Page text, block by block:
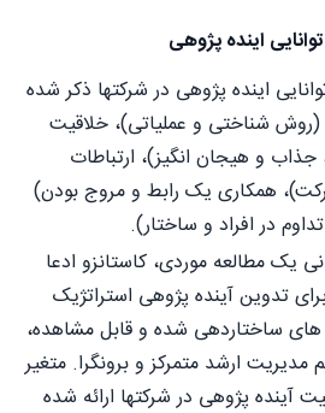
اینده پژوهی
اینده پژوهی در شرکتها ذکر شده
شناختی و عملیاتی)، خلاقیت
و هیجان انگیز)، ارتباطات
همکاری یک رابط و مروج بودن)
در افراد و ساختار).
یک مطالعه موردی، کاستانزو ادعا
تدوین آینده پژوهی استراتژیک
های ساختاردهی شده و قابل مشاهده،
ارشد متمرکز و برونگرا. متغیر
آینده پژوهی در شرکتها ارائه شده